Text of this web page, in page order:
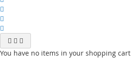
You have no items in your shopping cart